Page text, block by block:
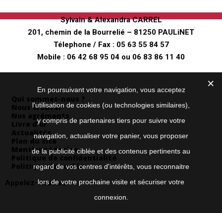
Sylvain & Alexandra CARREL
201, chemin de la Bourrelié – 81250 PAULiNET
Télephone / Fax : 05 63 55 84 57
Mobile : 06 42 68 95 04 ou 06 83 86 11 40
Informations
Qui sommes-nous ?
Nous trouver
Nos agréments
Livre d’or
Actualités
Plan du site
Mentions Légales
Politique de confidentialité
Politique de cookies
Appelez-nous au
En poursuivant votre navigation, vous acceptez
l'utilisation de cookies (ou technologies similaires),
y compris de partenaires tiers pour suivre votre
navigation, actualiser votre panier, vous proposer
de la publicité ciblée et des contenus pertinents au
regard de vos centres d'intérêts, vous reconnaitre
lors de votre prochaine visite et sécuriser votre
connexion.